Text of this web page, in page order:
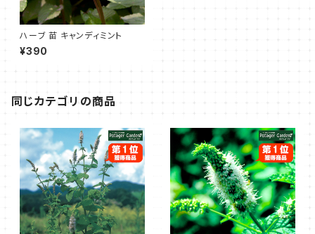
ハーブ 苗 キャンディミント
¥390
同じカテゴリの商品